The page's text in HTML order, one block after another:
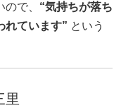
で、 “気持ちが落ち
れています” という
里